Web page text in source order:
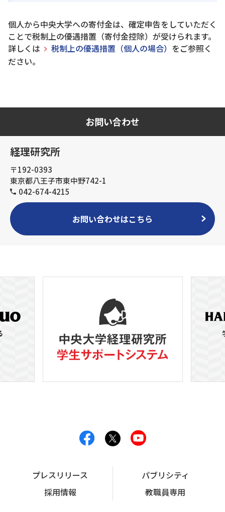
個人から中央大学への寄付金は、確定申告をしていただく
ことで税制上の優遇措置（寄付金控除）が受けられます。
詳しくは
税制上の優遇措置（個人の場合） をご参照く
ださい。
お問い合わせ
経理研究所
〒192-0393
東京都八王子市東中野742-1
042-674-4215
お問い合わせはこちら
プレスリリース
パブリシティ
採用情報
教職員専用